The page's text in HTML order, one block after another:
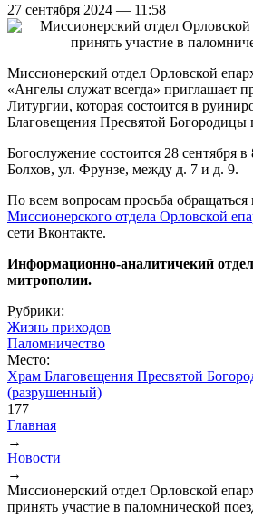
27 сентября 2024 — 11:58
Миссионерский отдел Орловской
«Ангелы служат всегда» приглашает
Литургии, которая состоится в
Благовещения Пресвятой Богородицы
Богослужение состоится 28 сентября
Болхов, ул. Фрунзе, между д. 7 и д. 9.
По всем вопросам просьба обращаться
Миссионерского отдела Орловской
сети Вконтакте.
Информационно-аналитичекий
митрополии.
Рубрики:
Жизнь приходов
Паломничество
Место:
Храм Благовещения Пресвятой
(разрушенный)
177
Вы здесь
Главная
→
Новости
→
Миссионерский отдел Орловской
принять участие в паломнической